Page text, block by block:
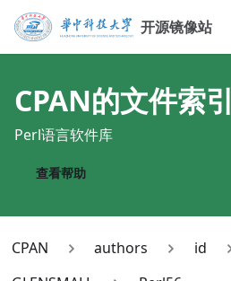
开源镜像站
CPAN的文件索引
Perl语言软件库
查看帮助
CPAN authors id